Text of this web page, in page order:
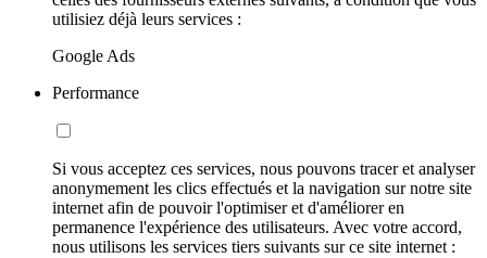
utilisiez déjà leurs services :
Google Ads
Performance
Si vous acceptez ces services, nous pouvons tracer et analyser
anonymement les clics effectués et la navigation sur notre site
internet afin de pouvoir l'optimiser et d'améliorer en
permanence l'expérience des utilisateurs. Avec votre accord,
nous utilisons les services tiers suivants sur ce site internet :